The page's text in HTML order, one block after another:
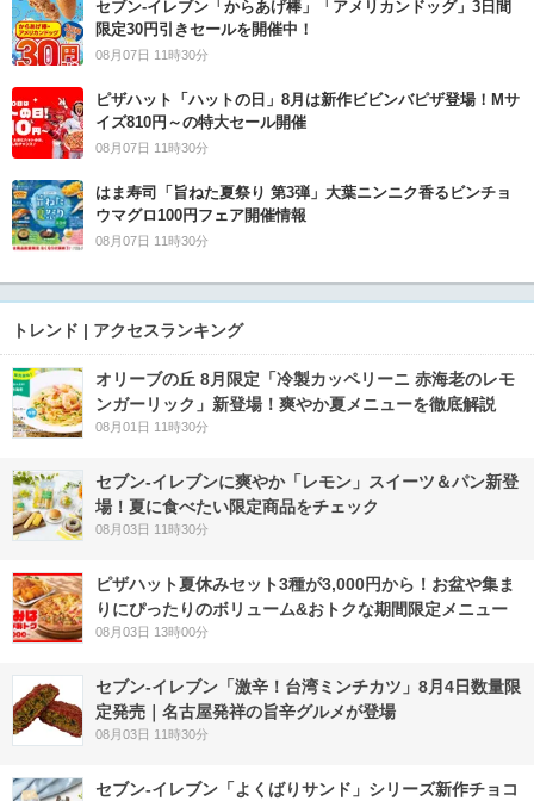
セブン‐イレブン「からあげ棒」「アメリカンドッグ」3日間
限定30円引きセールを開催中！
08月07日 11時30分
ピザハット「ハットの日」8月は新作ビビンバピザ登場！Mサ
イズ810円～の特大セール開催
08月07日 11時30分
はま寿司「旨ねた夏祭り 第3弾」大葉ニンニク香るビンチョ
ウマグロ100円フェア開催情報
08月07日 11時30分
トレンド | アクセスランキング
オリーブの丘 8月限定「冷製カッペリーニ 赤海老のレモ
ンガーリック」新登場！爽やか夏メニューを徹底解説
08月01日 11時30分
セブン‐イレブンに爽やか「レモン」スイーツ＆パン新登
場！夏に食べたい限定商品をチェック
08月03日 11時30分
ピザハット夏休みセット3種が3,000円から！お盆や集ま
りにぴったりのボリューム&おトクな期間限定メニュー
08月03日 13時00分
セブン-イレブン「激辛！台湾ミンチカツ」8月4日数量限
定発売｜名古屋発祥の旨辛グルメが登場
08月03日 11時30分
セブン‐イレブン「よくばりサンド」シリーズ新作チョコ